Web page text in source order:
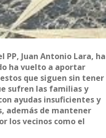
PP, Juan Antonio Lara, ha
ha vuelto a aportar
que siguen sin tener
sufren las familias y
ayudas insuficientes y
además de mantener
los vecinos como el